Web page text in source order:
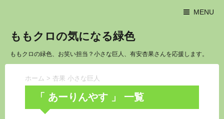
MENU
ももクロの気になる緑色
ももクロの緑色、お笑い担当？小さな巨人、有安杏果さんを応援します。
ホーム > 杏果 小さな巨人
「 あーりんやす 」 一覧